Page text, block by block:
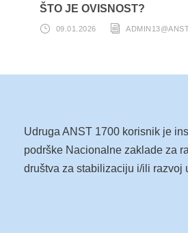
ŠTO JE OVISNOST?
09.01.2026
Udruga ANST 1700 korisnik je
podrške Nacionalne zaklade za
društva za stabilizaciju i/ili razvoj